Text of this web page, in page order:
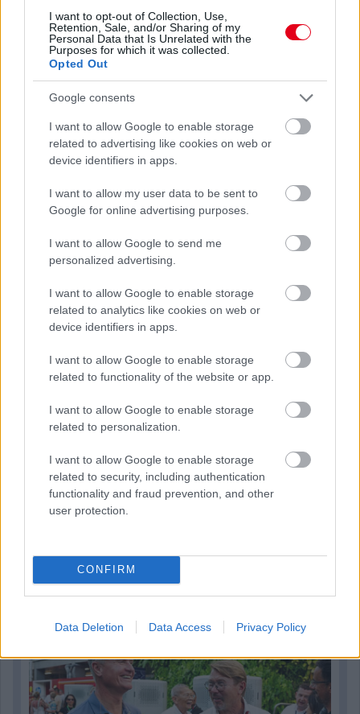
I want to opt-out of Collection, Use,
Retention, Sale, and/or Sharing of my
Personal Data that Is Unrelated with the
Purposes for which it was collected.
Opted Out
Google consents
I want to allow Google to enable storage
related to advertising like cookies on web or
device identifiers in apps.
I want to allow my user data to be sent to
Google for online advertising purposes.
I want to allow Google to send me
personalized advertising.
I want to allow Google to enable storage
related to analytics like cookies on web or
device identifiers in apps.
I want to allow Google to enable storage
related to functionality of the website or app.
I want to allow Google to enable storage
related to personalization.
I want to allow Google to enable storage
related to security, including authentication
functionality and fraud prevention, and other
user protection.
CONFIRM
Data Deletion Data Access Privacy Policy
1 napja
Montoya szerint Antonelli kedvessége sem segít
Russellen
1 napja
Hakkinen megtartaná a Norris-Piastri párost a
McLarennél, nem borítaná fel Verstappenért